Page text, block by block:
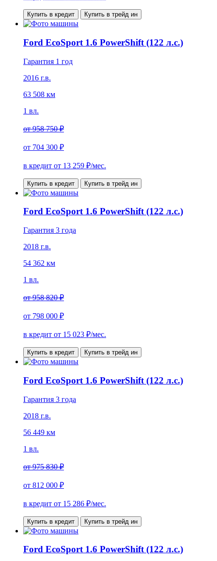
Купить в кредит Купить в трейд ин
Ford EcoSport 1.6 PowerShift (122 л.с.)
Гарантия 1 год
2016 г.в.
63 508 км
1 вл.
от958 750 ₽
от 704 300 ₽
в кредит от 13 259 ₽/мес.
Купить в кредит Купить в трейд ин
Ford EcoSport 1.6 PowerShift (122 л.с.)
Гарантия 3 года
2018 г.в.
54 362 км
1 вл.
от958 820 ₽
от 798 000 ₽
в кредит от 15 023 ₽/мес.
Купить в кредит Купить в трейд ин
Ford EcoSport 1.6 PowerShift (122 л.с.)
Гарантия 3 года
2018 г.в.
56 449 км
1 вл.
от975 830 ₽
от 812 000 ₽
в кредит от 15 286 ₽/мес.
Купить в кредит Купить в трейд ин
Ford EcoSport 1.6 PowerShift (122 л.с.)